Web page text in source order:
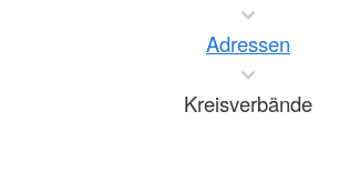
Adressen
Kreisverbände